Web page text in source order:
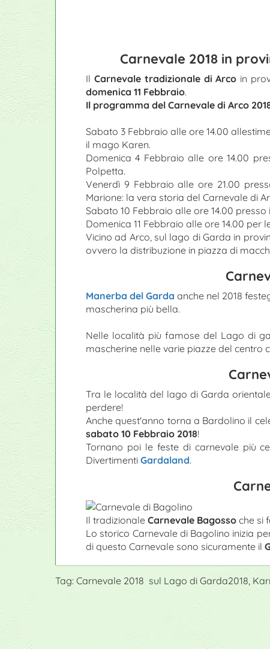
Carnevale 2018 in
Il Carnevale tradizionale di Arco in
domenica 11 Febbraio.
Il programma del Carnevale di Arco
Sabato 3 Febbraio alle ore 14.00
il mago Karen.
Domenica 4 Febbraio alle ore 14.00
Polpetta.
Venerdì 9 Febbraio alle ore 21.00
Marione: la vera storia del Carnevale di
Sabato 10 Febbraio alle ore 14.00
Domenica 11 Febbraio alle ore 14.00
Vicino ad Arco, sul lago di Garda in
ovvero la distribuzione in piazza di
Manerba del Garda anche nel 2018
mascherina più bella.
Nelle località più famose del Lago di
mascherine nelle varie piazze del
Tra le località del lago di Garda
perdere!
Anche quest'anno torna a Bardolino il
sabato 10 Febbraio 2018!
Tornano poi le feste di carnevale più
Divertimenti Gardaland.
Il tradizionale Carnevale Bagosso che si
Lo storico Carnevale di Bagolino inizia
di questo Carnevale sono sicuramente il
Tag: Carnevale 2018 sul Lago di Garda2018,